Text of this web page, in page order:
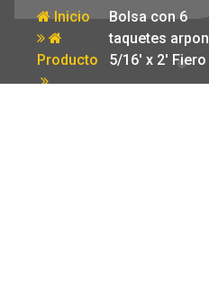
Inicio
Producto
Bolsa con 6
taquetes arpon
5/16′ x 2′ Fiero